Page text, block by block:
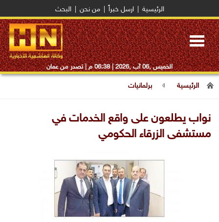
الرئيسية ارسل خبراً من نحن البحث
Toggle
navigation
الخميس ,06 آب ,2026 | 06:38 م | تصدر من عمان
الرئيسية برلمانيات
نواب يطلعون على واقع الخدمات في
مستشفى الزرقاء الحكومي